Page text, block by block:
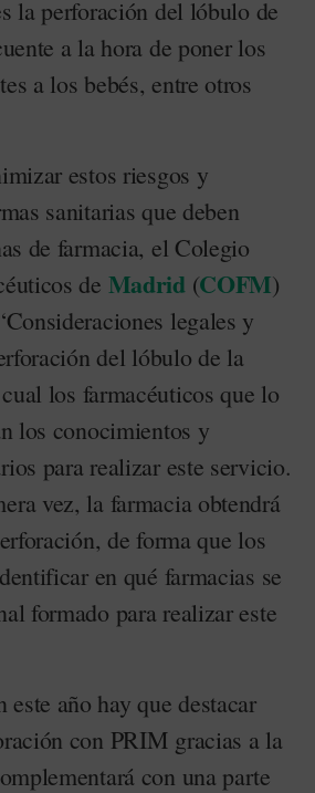
la perforación del lóbulo de
a la hora de poner los
a los bebés, entre otros
estos riesgos y
sanitarias que deben
de farmacia, el Colegio
de Madrid(COFM)
legales y
del lóbulo de la
los farmacéuticos que lo
los conocimientos y
para realizar este servicio.
vez, la farmacia obtendrá
de forma que los
en qué farmacias se
formado para realizar este
este año hay que destacar
con PRIM gracias a la
con una parte